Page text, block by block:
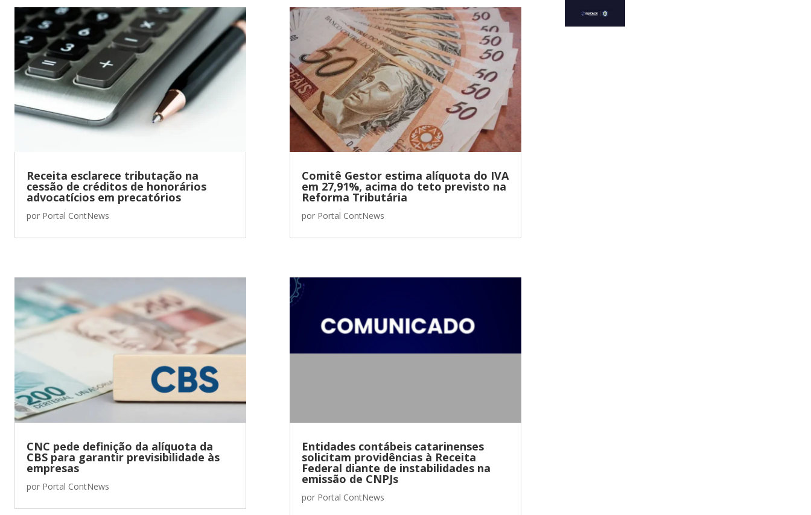
Receita esclarece tributação na
cessão de créditos de honorários
advocatícios em precatórios
por Portal ContNews
CNC pede definição da alíquota da
CBS para garantir previsibilidade às
empresas
por Portal ContNews
Comitê Gestor estima alíquota do IVA
em 27,91%, acima do teto previsto na
Reforma Tributária
por Portal ContNews
Entidades contábeis catarinenses
solicitam providências à Receita
Federal diante de instabilidades na
emissão de CNPJs
por Portal ContNews